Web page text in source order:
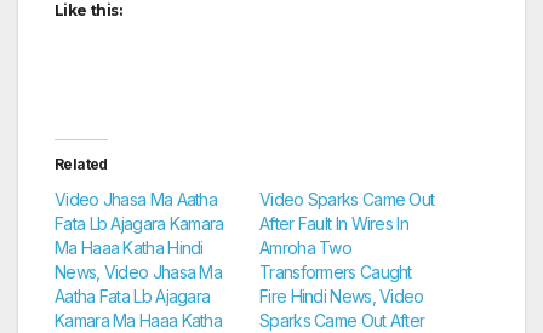
Like this:
Related
Video Jhasa Ma Aatha
Fata Lb Ajagara Kamara
Ma Haaa Katha Hindi
News, Video Jhasa Ma
Aatha Fata Lb Ajagara
Kamara Ma Haaa Katha
Video Sparks Came Out
After Fault In Wires In
Amroha Two
Transformers Caught
Fire Hindi News, Video
Sparks Came Out After